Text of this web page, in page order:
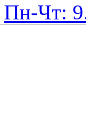
Пн-Чт: